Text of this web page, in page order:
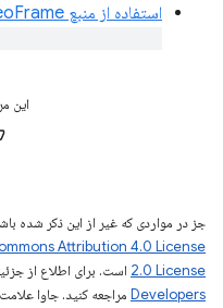
استفاده از منبع WebCodecs VideoFrame در
این
جز در مواردی که غیر از این ذکر شده
Attribution 4.0 License
2.0 License است. برای اطلاع از
Developers‏